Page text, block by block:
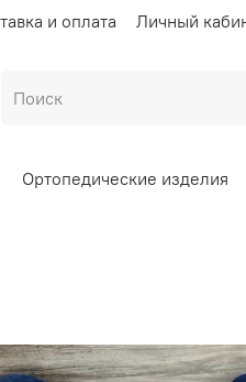
и оплата Личный
Ортопедические изделия